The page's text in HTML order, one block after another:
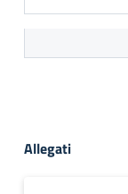
Allegati